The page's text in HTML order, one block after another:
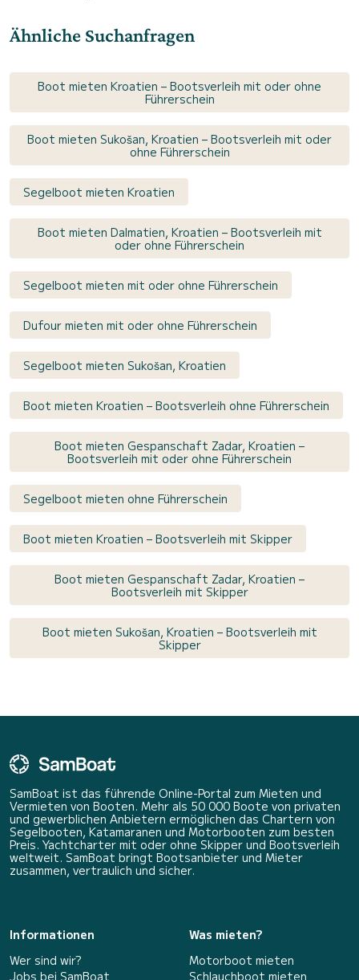
Ähnliche Suchanfragen
Boot mieten Kroatien – Bootsverleih mit oder ohne
Führerschein
Boot mieten Sukošan, Kroatien – Bootsverleih mit oder
ohne Führerschein
Segelboot mieten Kroatien
Boot mieten Dalmatien, Kroatien – Bootsverleih mit
oder ohne Führerschein
Segelboot mieten mit oder ohne Führerschein
Dufour mieten mit oder ohne Führerschein
Segelboot mieten Sukošan, Kroatien
Boot mieten Kroatien – Bootsverleih ohne Führerschein
Boot mieten Gespanschaft Zadar, Kroatien –
Bootsverleih mit oder ohne Führerschein
Segelboot mieten ohne Führerschein
Boot mieten Kroatien – Bootsverleih mit Skipper
Boot mieten Gespanschaft Zadar, Kroatien –
Bootsverleih mit Skipper
Boot mieten Sukošan, Kroatien – Bootsverleih mit
Skipper
SamBoat ist das führende Online-Portal zum Mieten und
Vermieten von Booten. Mehr als 50 000 Boote von privaten
und gewerblichen Anbietern ermöglichen das Chartern von
Segelbooten, Katamaranen und Motorbooten zum besten
Preis. Yachtcharter mit oder ohne Skipper und Bootsverleih
weltweit. SamBoat bringt Bootsanbieter und Mieter
zusammen, vertraulich und sicher.
Informationen
Wer sind wir?
Jobs bei SamBoat
Was mieten?
Motorboot mieten
Schlauchboot mieten